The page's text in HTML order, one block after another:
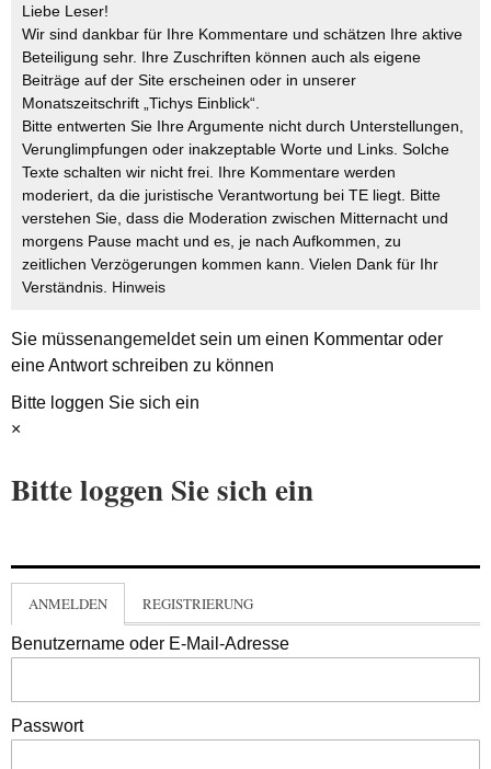
Liebe Leser!
Wir sind dankbar für Ihre Kommentare und schätzen Ihre aktive
Beteiligung sehr. Ihre Zuschriften können auch als eigene
Beiträge auf der Site erscheinen oder in unserer
Monatszeitschrift „Tichys Einblick“.
Bitte entwerten Sie Ihre Argumente nicht durch Unterstellungen,
Verunglimpfungen oder inakzeptable Worte und Links. Solche
Texte schalten wir nicht frei. Ihre Kommentare werden
moderiert, da die juristische Verantwortung bei TE liegt. Bitte
verstehen Sie, dass die Moderation zwischen Mitternacht und
morgens Pause macht und es, je nach Aufkommen, zu
zeitlichen Verzögerungen kommen kann. Vielen Dank für Ihr
Verständnis. Hinweis
Sie müssenangemeldetsein um einen Kommentar oder
eine Antwort schreiben zu können
Bitte loggen Sie sich ein
×
Bitte loggen Sie sich ein
ANMELDEN REGISTRIERUNG
Benutzername oder E-Mail-Adresse
Passwort